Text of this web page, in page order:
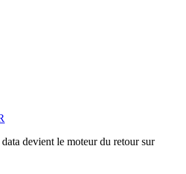
devient le moteur du retour sur